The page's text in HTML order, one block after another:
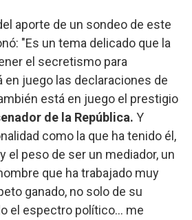
aporte de un sondeo de este
"Es un tema delicado que la
el secretismo para
en juego las declaraciones de
está en juego el prestigio
de la República. Y
como la que ha tenido él,
el peso de ser un mediador, un
que ha trabajado muy
ganado, no solo de su
el espectro político... me